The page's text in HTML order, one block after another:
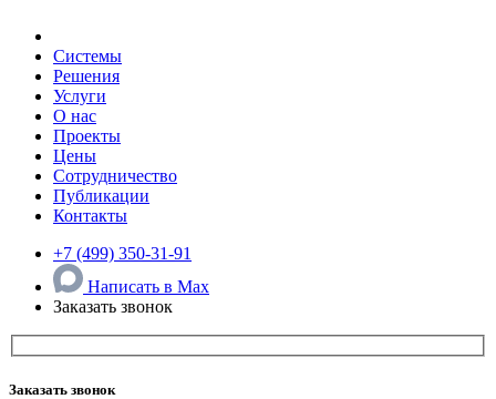
Системы
Решения
Услуги
О нас
Проекты
Цены
Сотрудничество
Публикации
Контакты
+7 (499) 350-31-91
Написать в Max
Заказать звонок
Заказать звонок